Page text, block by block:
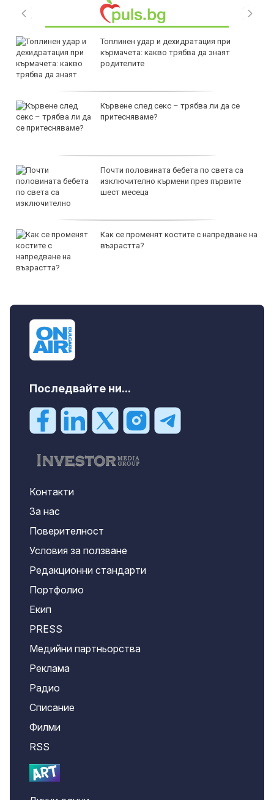
Топлинен удар и дехидратация при
кърмачета: какво трябва да знаят
родителите
Кървене след секс – трябва ли да се
притесняваме?
Почти половината бебета по света са
изключително кърмени през първите
шест месеца
Как се променят костите с напредване на
възрастта?
Последвайте ни...
Контакти
За нас
Поверителност
Условия за ползване
Редакционни стандарти
Портфолио
Екип
PRESS
Медийни партньорства
Реклама
Радио
Списание
Филми
RSS